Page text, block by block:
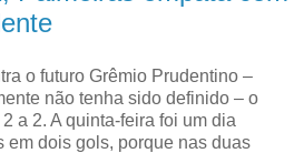
o futuro Grêmio Prudentino –
não tenha sido definido – o
a 2. A quinta-feira foi um dia
em dois gols, porque nas duas